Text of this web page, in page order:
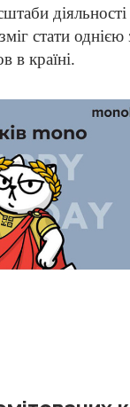
стати
в країні.